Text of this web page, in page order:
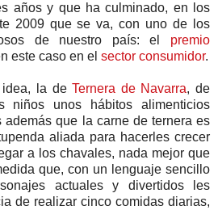
años y que ha culminado, en los
2009 que se va, con uno de los
de nuestro país: el premio
este caso en el sector consumidor.
idea, la deTernera de Navarra, de
niños unos hábitos alimenticios
además que la carne de ternera es
aliada para hacerles crecer
a los chavales, nada mejor que
que, con un lenguaje sencillo
actuales y divertidos les
de realizar cinco comidas diarias,